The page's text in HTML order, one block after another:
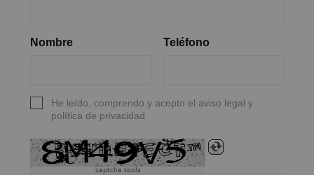
Nombre Teléfono
He leído, comprendo y acepto el aviso legal y
política de privacidad
captcha tools